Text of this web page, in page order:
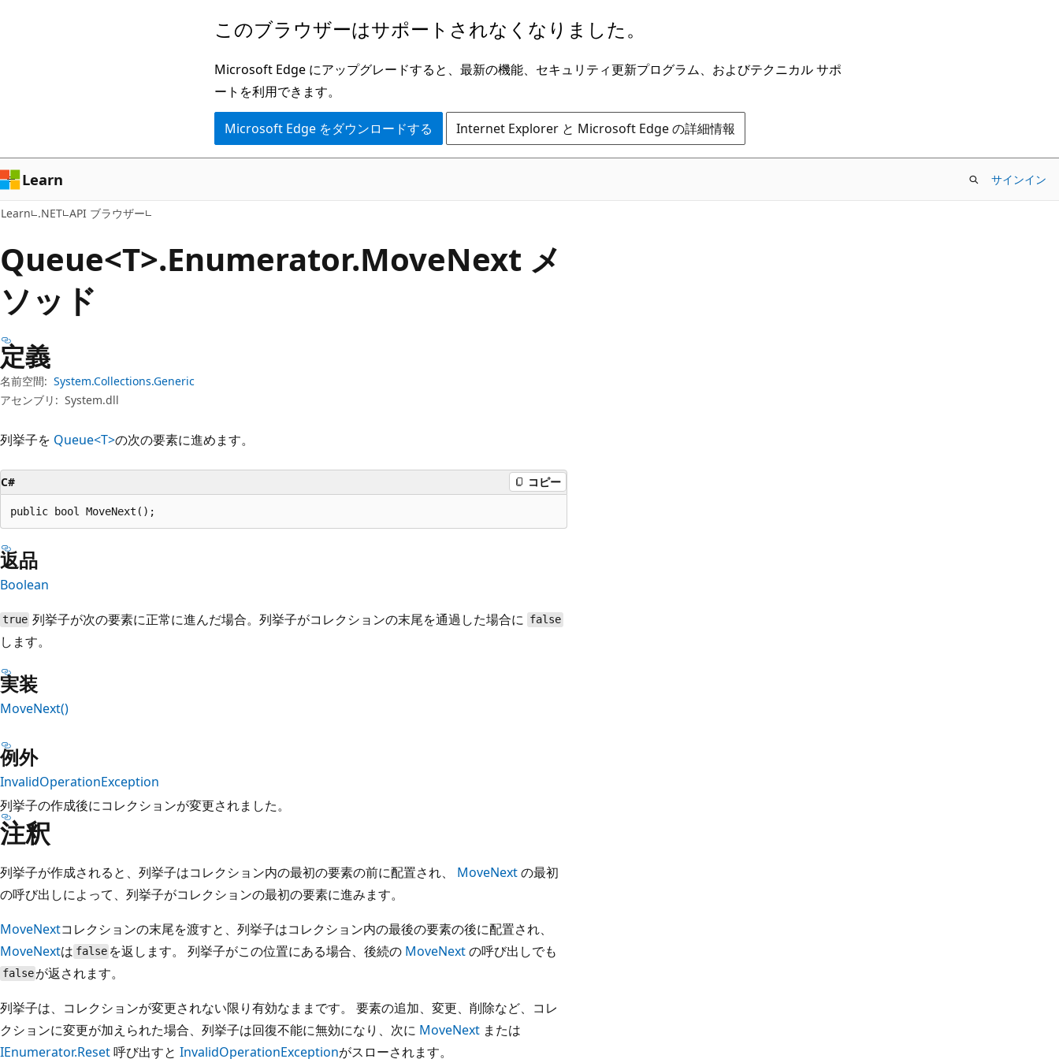
ン
ツ
に
ス
ッ
プ
ゲ
ー
シ
ョ
に
ス
キ
プ
このブラウザーはサポートされなくなりました。
Microsoft Edge にアップグレードすると、最新の機能、セキュリティ更新プログラム、およびテクニカル サポ
ートを利用できます。
Microsoft Edge をダウンロードする Internet Explorer と Microsoft Edge の詳細情報
Learn サインイン
Learn .NET API ブラウザー
Queue<T>.Enumerator.MoveNext メ
ソッド
定義
名前空間: System.Collections.Generic
アセンブリ: System.dll
列挙子を Queue<T>の次の要素に進めます。
C# コピー
public bool MoveNext();
返品
Boolean
true 列挙子が次の要素に正常に進んだ場合。列挙子がコレクションの末尾を通過した場合に false
します。
実装
MoveNext()
例外
InvalidOperationException
列挙子の作成後にコレクションが変更されました。
注釈
列挙子が作成されると、列挙子はコレクション内の最初の要素の前に配置され、 MoveNextの最初
の呼び出しによって、列挙子がコレクションの最初の要素に進みます。
MoveNextコレクションの末尾を渡すと、列挙子はコレクション内の最後の要素の後に配置され、
MoveNextは false を返します。 列挙子がこの位置にある場合、後続の MoveNextの呼び出しでも
false が返されます。
列挙子は、コレクションが変更されない限り有効なままです。 要素の追加、変更、削除など、コレ
クションに変更が加えられた場合、列挙子は回復不能に無効になり、次に MoveNext または
IEnumerator.Reset呼び出すと InvalidOperationExceptionがスローされます。